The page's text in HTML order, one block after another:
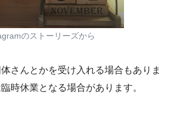
のストーリーズから
さんとかを受け入れる場合もありま
時休業となる場合があります。